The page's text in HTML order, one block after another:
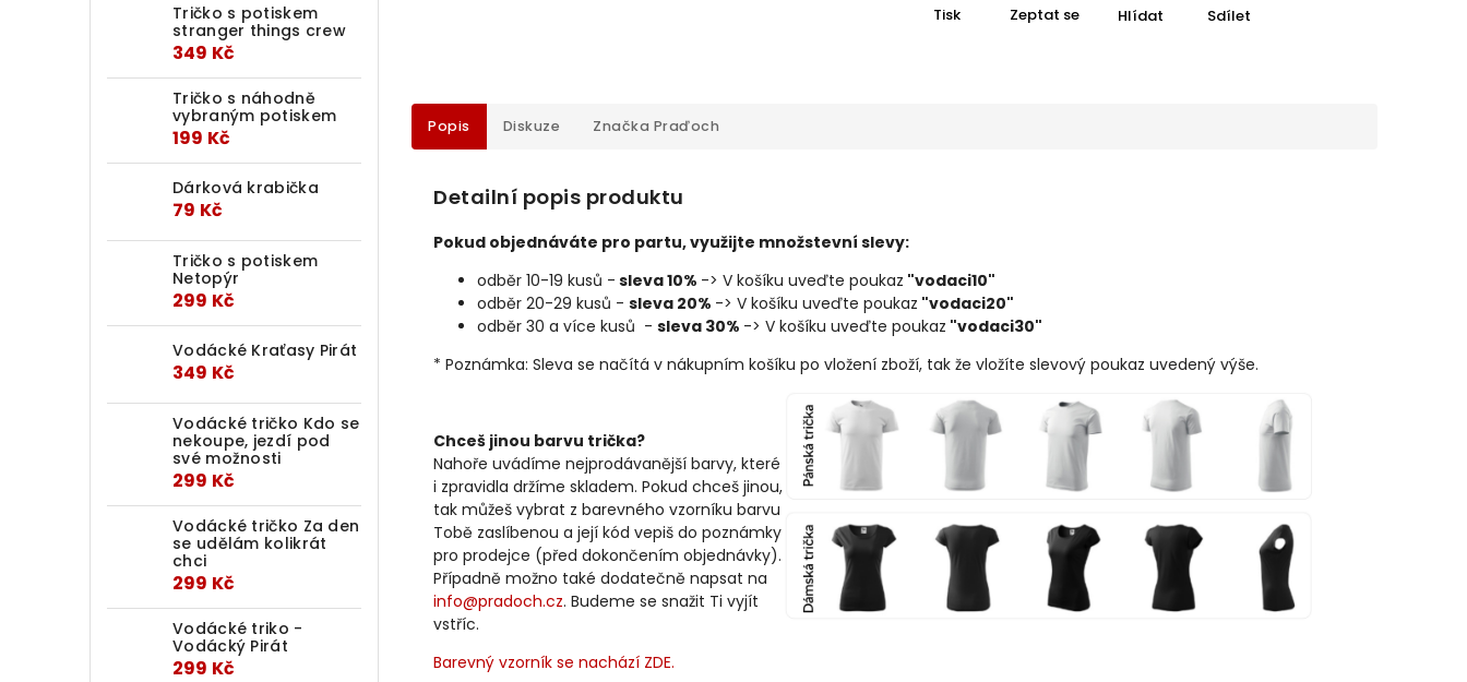
Tričko s potiskem
stranger things crew
349 Kč
Tričko s náhodně
vybraným potiskem
199 Kč
Dárková krabička
79 Kč
Tričko s potiskem
Netopýr
299 Kč
Vodácké Kraťasy Pirát
349 Kč
Vodácké tričko Kdo se
nekoupe, jezdí pod
své možnosti
299 Kč
Vodácké tričko Za den
se udělám kolikrát
chci
299 Kč
Vodácké triko -
Vodácký Pirát
299 Kč
Tisk Zeptat se Hlídat Sdílet
Popis Diskuze Značka Praďoch
Detailní popis produktu
Pokud objednáváte pro partu, využijte množstevní slevy:
odběr 10-19 kusů - sleva 10% -> V košíku uveďte poukaz "vodaci10"
odběr 20-29 kusů - sleva 20% -> V košíku uveďte poukaz "vodaci20"
odběr 30 a více kusů - sleva 30% -> V košíku uveďte poukaz "vodaci30"
* Poznámka: Sleva se načítá v nákupním košíku po vložení zboží, tak že vložíte slevový poukaz uvedený výše.
Chceš jinou barvu trička?
Nahoře uvádíme nejprodávanější barvy, které
i zpravidla držíme skladem. Pokud chceš jinou,
tak můžeš vybrat z barevného vzorníku barvu
Tobě zaslíbenou a její kód vepiš do poznámky
pro prodejce (před dokončením objednávky).
Případně možno také dodatečně napsat na
info@pradoch.cz. Budeme se snažit Ti vyjít
vstříc.
Barevný vzorník se nachází ZDE.